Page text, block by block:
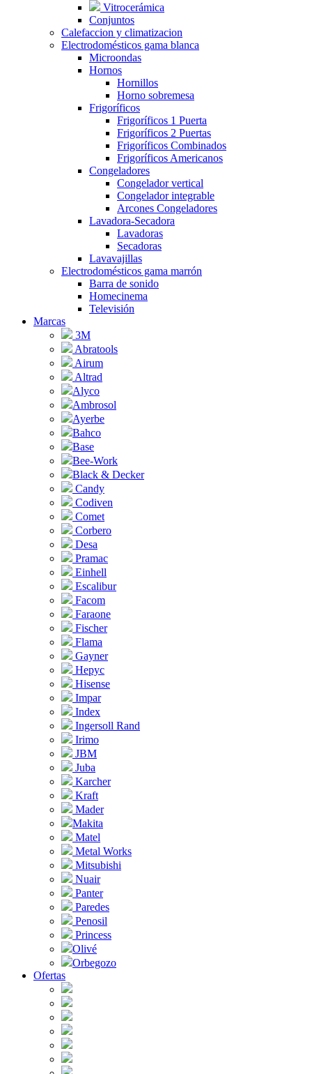
Vitrocerámica
Conjuntos
Calefaccion y climatizacion
Electrodomésticos gama blanca
Microondas
Hornos
Hornillos
Horno sobremesa
Frigoríficos
Frigoríficos 1 Puerta
Frigoríficos 2 Puertas
Frigoríficos Combinados
Frigoríficos Americanos
Congeladores
Congelador vertical
Congelador integrable
Arcones Congeladores
Lavadora-Secadora
Lavadoras
Secadoras
Lavavajillas
Electrodomésticos gama marrón
Barra de sonido
Homecinema
Televisión
Marcas
3M
Abratools
Airum
Altrad
Alyco
Ambrosol
Ayerbe
Bahco
Base
Bee-Work
Black & Decker
Candy
Codiven
Comet
Corbero
Desa
Pramac
Einhell
Escalibur
Facom
Faraone
Fischer
Flama
Gayner
Hepyc
Hisense
Impar
Index
Ingersoll Rand
Irimo
JBM
Juba
Karcher
Kraft
Mader
Makita
Matel
Metal Works
Mitsubishi
Nuair
Panter
Paredes
Penosil
Princess
Olivé
Orbegozo
Ofertas